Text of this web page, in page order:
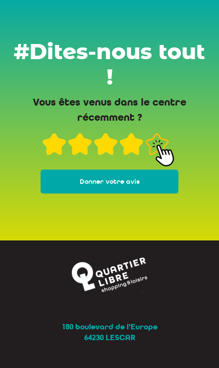
#Dites-nous tout
!
Vous êtes venus dans le centre
récemment ?
Donner votre avis
180 boulevard de l’Europe
64230 LESCAR